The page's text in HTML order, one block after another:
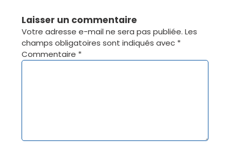
Laisser un commentaire
Votre adresse e-mail ne sera pas publiée. Les
champs obligatoires sont indiqués avec *
Commentaire *